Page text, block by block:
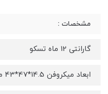
مشخصات :
گارانتی 12 ماه تسکو
ابعاد میکروفن 14.5*47*43 ملی متر